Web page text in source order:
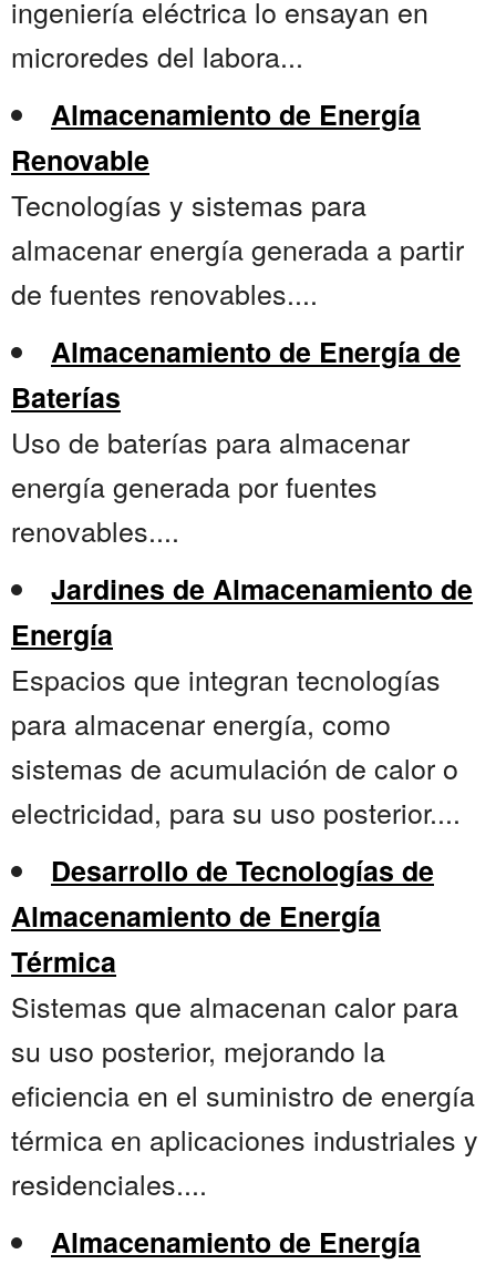
ingeniería eléctrica lo ensayan en
microredes del labora...
Almacenamiento de Energía
Renovable
Tecnologías y sistemas para
almacenar energía generada a partir
de fuentes renovables....
Almacenamiento de Energía de
Baterías
Uso de baterías para almacenar
energía generada por fuentes
renovables....
Jardines de Almacenamiento de
Energía
Espacios que integran tecnologías
para almacenar energía, como
sistemas de acumulación de calor o
electricidad, para su uso posterior....
Desarrollo de Tecnologías de
Almacenamiento de Energía
Térmica
Sistemas que almacenan calor para
su uso posterior, mejorando la
eficiencia en el suministro de energía
térmica en aplicaciones industriales y
residenciales....
Almacenamiento de Energía